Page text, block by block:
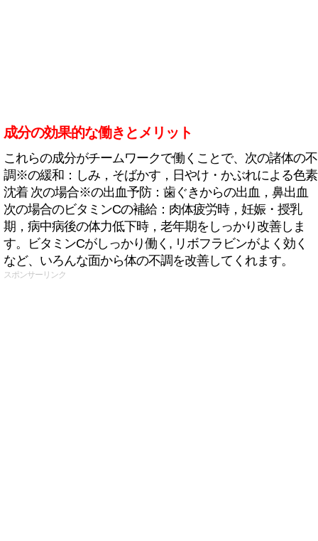
成分の効果的な働きとメリット
これらの成分がチームワークで働くことで、次の諸体の不
調※の緩和：しみ，そばかす，日やけ・かぶれによる色素
沈着 次の場合※の出血予防：歯ぐきからの出血，鼻出血
次の場合のビタミンCの補給：肉体疲労時，妊娠・授乳
期，病中病後の体力低下時，老年期をしっかり改善しま
す。ビタミンCがしっかり働く, リボフラビンがよく効く
など、いろんな面から体の不調を改善してくれます。
スポンサーリンク